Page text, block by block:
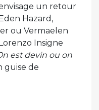
un retour
Hazard,
ou Vermaelen
Insigne
est devin ou on
guise de